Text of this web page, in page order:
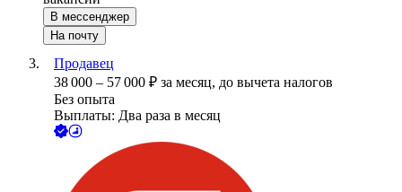
В мессенджер
На почту
Продавец
38 000 – 57 000 ₽ за месяц, до вычета налогов
Без опыта
Выплаты: Два раза в месяц